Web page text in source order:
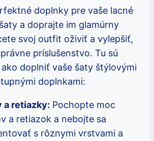
doplnky pre vaše lacné
a doprajte im glamúrny
svoj outfit oživiť a vylepšiť,
príslušenstvo. Tu sú
doplniť vaše šaty štýlovými
doplnkami:
a retiazky: Pochopte moc
a retiazok a nebojte sa
s rôznymi vrstvami a